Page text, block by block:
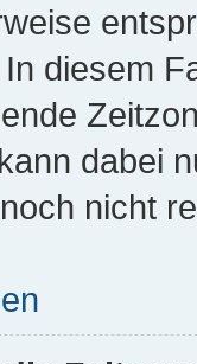
diesem
dabei
nicht